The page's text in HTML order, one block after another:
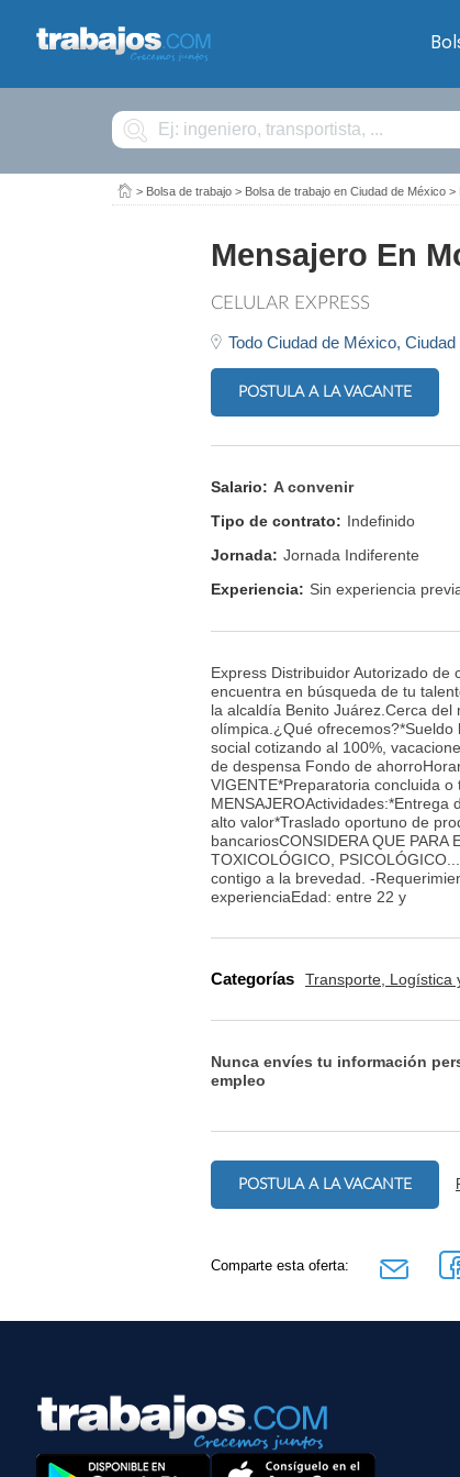
Buscar
> Bolsa de trabajo > Bolsa de trabajo en Ciudad de México >
Mensajero En
CELULAR EXPRESS
Todo Ciudad de México,
POSTULA A LA VACANTE
Salario: A convenir
Tipo de contrato: Indefinido
Jornada: Jornada Indiferente
Experiencia: Sin experiencia
Express Distribuidor Autorizado
encuentra en búsqueda de tu
la alcaldía Benito Juárez.Cerca
olímpica.¿Qué ofrecemos?*Sueldo
social cotizando al 100%,
de despensa Fondo de
VIGENTE*Preparatoria concluida
alto valor*Traslado oportuno de
bancariosCONSIDERA QUE PARA
TOXICOLÓGICO,
contigo a la brevedad. -
experienciaEdad: entre 22 y
Categorías Transporte, Logística
Nunca envíes tu información
empleo
POSTULA A LA VACANTE
Comparte esta oferta: